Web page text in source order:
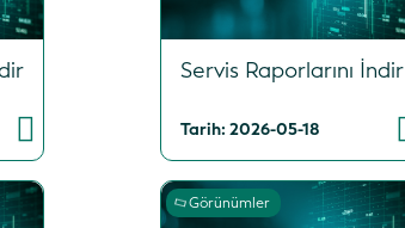
Servis Raporlarını İndir
Tarih: 2026-05-18
Görünümler